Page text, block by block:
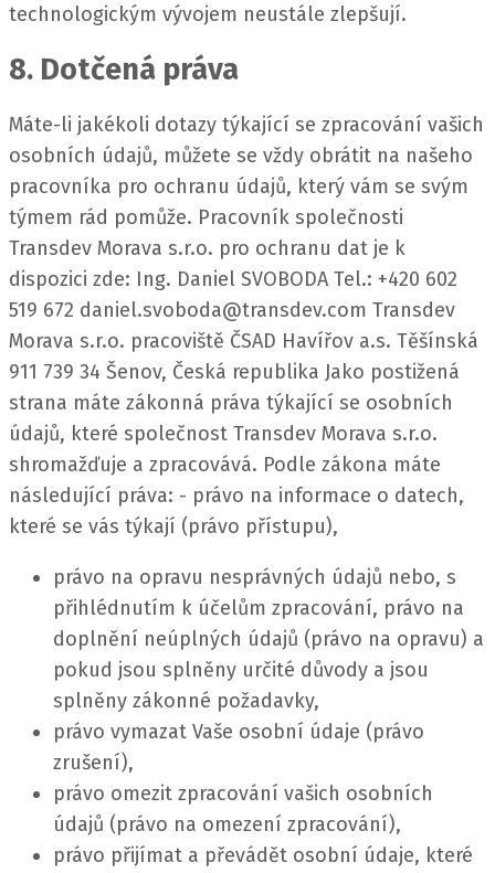
technologickým vývojem neustále zlepšují.
8. Dotčená práva
Máte-li jakékoli dotazy týkající se zpracování vašich
osobních údajů, můžete se vždy obrátit na našeho
pracovníka pro ochranu údajů, který vám se svým
týmem rád pomůže. Pracovník společnosti
Transdev Morava s.r.o. pro ochranu dat je k
dispozici zde: Ing. Daniel SVOBODA Tel.: +420 602
519 672 daniel.svoboda@transdev.com Transdev
Morava s.r.o. pracoviště ČSAD Havířov a.s. Těšínská
911 739 34 Šenov, Česká republika Jako postižená
strana máte zákonná práva týkající se osobních
údajů, které společnost Transdev Morava s.r.o.
shromažďuje a zpracovává. Podle zákona máte
následující práva: - právo na informace o datech,
které se vás týkají (právo přístupu),
právo na opravu nesprávných údajů nebo, s
přihlédnutím k účelům zpracování, právo na
doplnění neúplných údajů (právo na opravu) a
pokud jsou splněny určité důvody a jsou
splněny zákonné požadavky,
právo vymazat Vaše osobní údaje (právo
zrušení),
právo omezit zpracování vašich osobních
údajů (právo na omezení zpracování),
právo přijímat a převádět osobní údaje, které